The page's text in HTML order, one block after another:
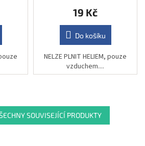
19 Kč
Do košíku
NELZE PLNIT HELIEM, pouze
vzduchem....
SOUVISEJÍCÍ PRODUKTY